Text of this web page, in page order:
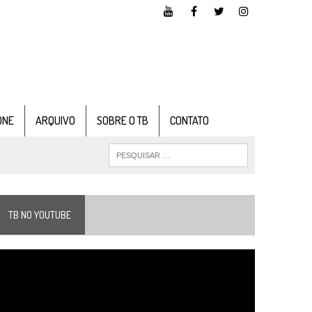
ARQUIVO SOBRE O TB CONTATO
TB NO YOUTUBE